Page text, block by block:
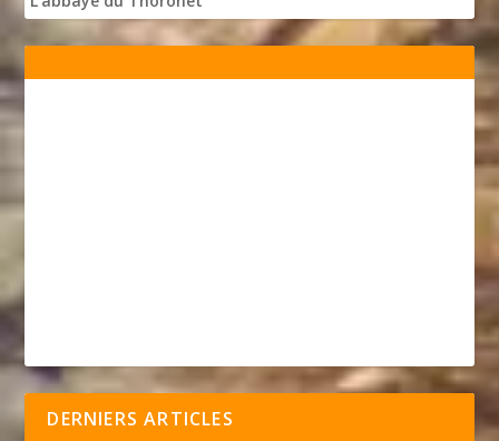
DERNIERS ARTICLES